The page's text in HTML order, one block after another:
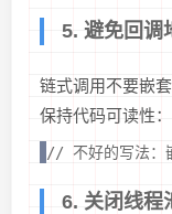
5. 避免回调
链式调用不要嵌
保持代码可读性：
// 不好的写法
6. 关闭线程